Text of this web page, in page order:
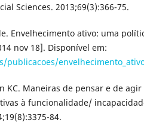
Sciences. 2013;69(3):366-75.
Envelhecimento ativo: uma
nov 18]. Disponível em:
publicacoes/
KC. Maneiras de pensar e de agir
à funcionalidade/
84.